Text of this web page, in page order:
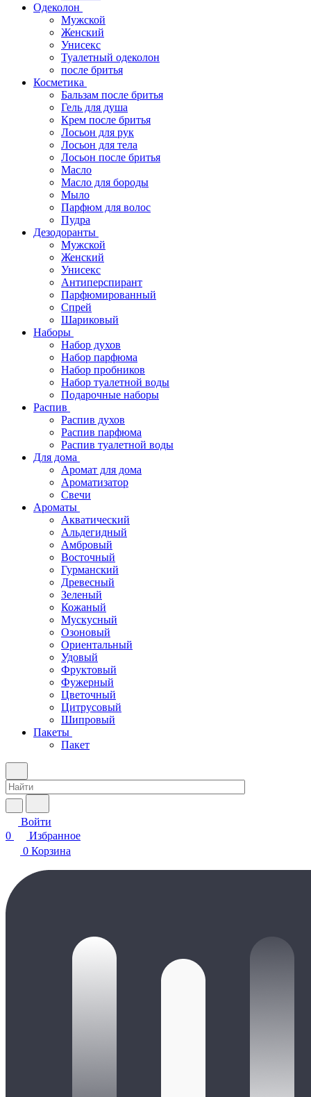
Одеколон
Мужской
Женский
Унисекс
Туалетный одеколон
после бритья
Косметика
Бальзам после бритья
Гель для душа
Крем после бритья
Лосьон для рук
Лосьон для тела
Лосьон после бритья
Масло
Масло для бороды
Мыло
Парфюм для волос
Пудра
Дезодоранты
Мужской
Женский
Унисекс
Антиперспирант
Парфюмированный
Спрей
Шариковый
Наборы
Набор духов
Набор парфюма
Набор пробников
Набор туалетной воды
Подарочные наборы
Распив
Распив духов
Распив парфюма
Распив туалетной воды
Для дома
Аромат для дома
Ароматизатор
Свечи
Ароматы
Акватический
Альдегидный
Амбровый
Восточный
Гурманский
Древесный
Зеленый
Кожаный
Мускусный
Озоновый
Ориентальный
Удовый
Фруктовый
Фужерный
Цветочный
Цитрусовый
Шипровый
Пакеты
Пакет
Войти
0
Избранное
0 Корзина